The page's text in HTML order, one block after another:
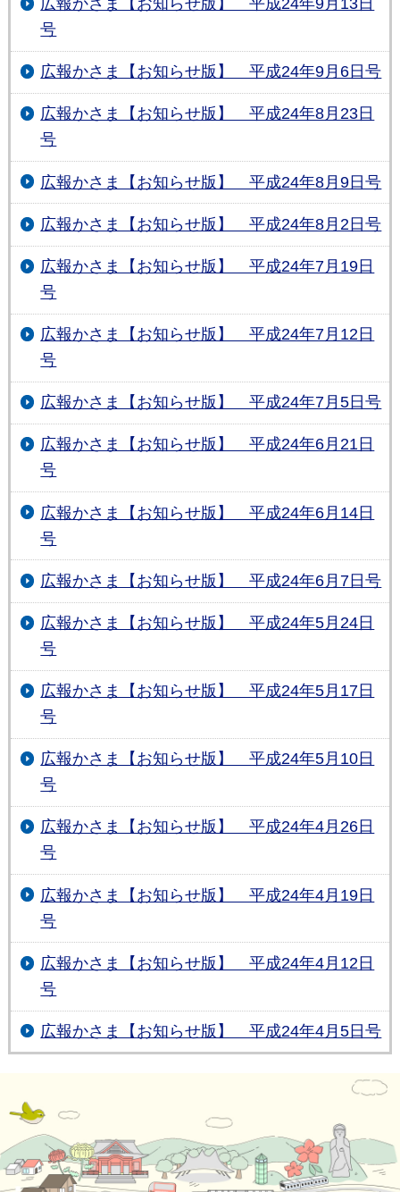
広報かさま【お知らせ版】 平成24年9月13日
号
広報かさま【お知らせ版】 平成24年9月6日号
広報かさま【お知らせ版】 平成24年8月23日
号
広報かさま【お知らせ版】 平成24年8月9日号
広報かさま【お知らせ版】 平成24年8月2日号
広報かさま【お知らせ版】 平成24年7月19日
号
広報かさま【お知らせ版】 平成24年7月12日
号
広報かさま【お知らせ版】 平成24年7月5日号
広報かさま【お知らせ版】 平成24年6月21日
号
広報かさま【お知らせ版】 平成24年6月14日
号
広報かさま【お知らせ版】 平成24年6月7日号
広報かさま【お知らせ版】 平成24年5月24日
号
広報かさま【お知らせ版】 平成24年5月17日
号
広報かさま【お知らせ版】 平成24年5月10日
号
広報かさま【お知らせ版】 平成24年4月26日
号
広報かさま【お知らせ版】 平成24年4月19日
号
広報かさま【お知らせ版】 平成24年4月12日
号
広報かさま【お知らせ版】 平成24年4月5日号